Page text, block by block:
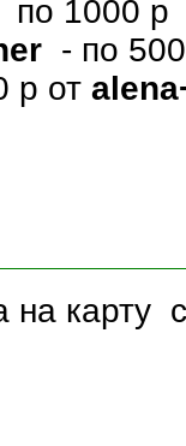
по 1000 р
- по
р от
на карту